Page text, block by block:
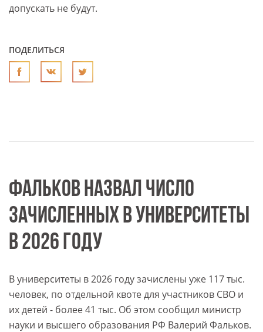
допускать не будут.
ПОДЕЛИТЬСЯ
ФАЛЬКОВ НАЗВАЛ ЧИСЛО
ЗАЧИСЛЕННЫХ В УНИВЕРСИТЕТЫ
В 2026 ГОДУ
В университеты в 2026 году зачислены уже 117 тыс.
человек, по отдельной квоте для участников СВО и
их детей - более 41 тыс. Об этом сообщил министр
науки и высшего образования РФ Валерий Фальков.